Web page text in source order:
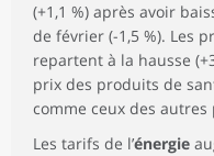
(+1,1 %) après avoir
de février (-1,5 %). Les
repartent à la hausse
prix des produits de
comme ceux des
Les tarifs de l’énergie